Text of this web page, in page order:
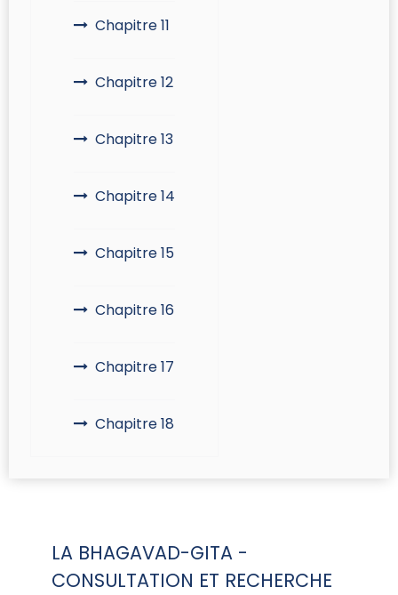
Chapitre 11
Chapitre 12
Chapitre 13
Chapitre 14
Chapitre 15
Chapitre 16
Chapitre 17
Chapitre 18
LA BHAGAVAD-GITA -
CONSULTATION ET RECHERCHE